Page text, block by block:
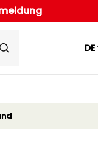
DE